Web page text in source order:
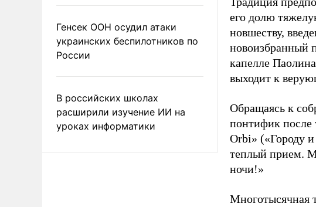
Генсек ООН осудил атаки
украинских беспилотников по
России
В российских школах
расширили изучение ИИ на
уроках информатики
его долю
новшеству,
новоизбранный
капелле
выходит к
Обращаясь к
понтифик после
Orbi» («Городу
теплый прием.
ночи!»
Многотысячная